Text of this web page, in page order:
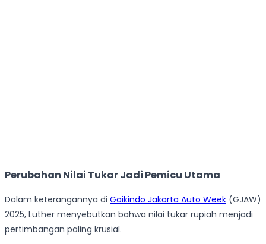
Perubahan Nilai Tukar Jadi Pemicu Utama
Dalam keterangannya di Gaikindo Jakarta Auto Week (GJAW)
2025, Luther menyebutkan bahwa nilai tukar rupiah menjadi
pertimbangan paling krusial.